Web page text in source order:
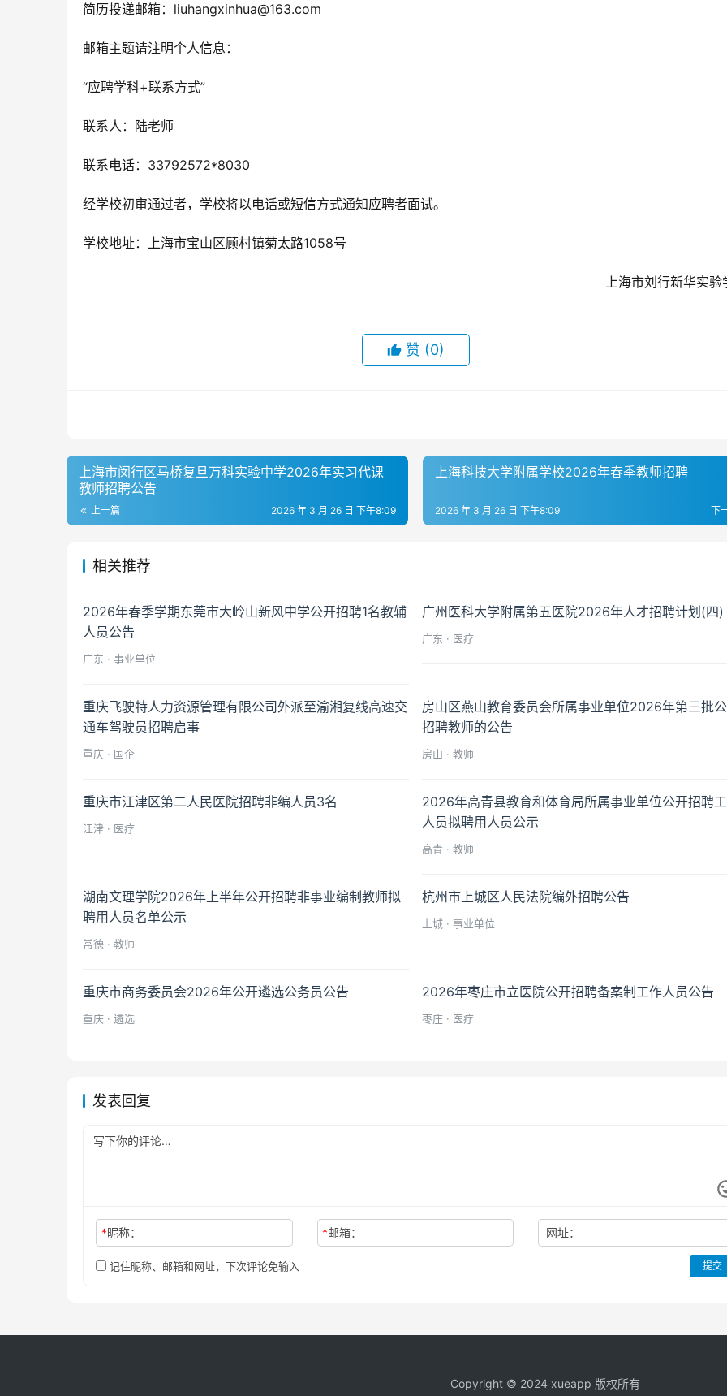
简历投递邮箱：liuhangxinhua@163.com
邮箱主题请注明个人信息：
“应聘学科+联系方式”
联系人：陆老师
联系电话：33792572*8030
经学校初审通过者，学校将以电话或短信方式通知应聘者面试。
学校地址：上海市宝山区顾村镇菊太路1058号
上海市刘行新华实验
赞 (0)
上海市闵行区马桥复旦万科实验中学2026年实习代课
教师招聘公告
上一篇 2026 年 3 月 26 日 下午8:09
上海科技大学附属学校2026年春季教师招聘
下
2026 年 3 月 26 日 下午8:09
相关推荐
2026年春季学期东莞市大岭山新风中学公开招聘1名教辅
人员公告
广东 · 事业单位
广州医科大学附属第五医院2026年人才招聘计划(四)
广东 · 医疗
重庆飞驶特人力资源管理有限公司外派至渝湘复线高速交
通车驾驶员招聘启事
重庆 · 国企
房山区燕山教育委员会所属事业单位2026年第三批
招聘教师的公告
房山 · 教师
重庆市江津区第二人民医院招聘非编人员3名
江津 · 医疗
2026年高青县教育和体育局所属事业单位公开招聘
人员拟聘用人员公示
高青 · 教师
湖南文理学院2026年上半年公开招聘非事业编制教师拟
聘用人员名单公示
常德 · 教师
杭州市上城区人民法院编外招聘公告
上城 · 事业单位
重庆市商务委员会2026年公开遴选公务员公告
重庆 · 遴选
2026年枣庄市立医院公开招聘备案制工作人员公告
枣庄 · 医疗
发表回复
*昵称： *邮箱： 网址：
记住昵称、邮箱和网址，下次评论免输入 提交
Copyright © 2024 xueapp 版权所有